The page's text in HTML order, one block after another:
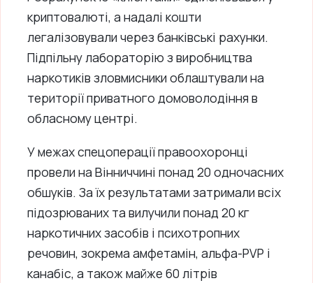
криптовалюті, а надалі кошти
легалізовували через банківські рахунки.
Підпільну лабораторію з виробництва
наркотиків зловмисники облаштували на
території приватного домоволодіння в
обласному центрі.
У межах спецоперації правоохоронці
провели на Вінниччині понад 20 одночасних
обшуків. За їх результатами затримали всіх
підозрюваних та вилучили понад 20 кг
наркотичних засобів і психотропних
речовин, зокрема амфетамін, альфа-PVP і
канабіс, а також майже 60 літрів